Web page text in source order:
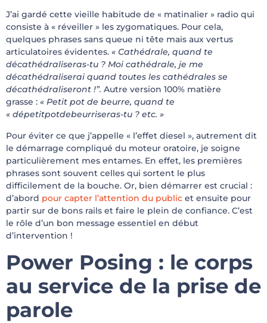
J’ai gardé cette vieille habitude de « matinalier » radio qui
consiste à « réveiller » les zygomatiques. Pour cela,
quelques phrases sans queue ni tête mais aux vertus
articulatoires évidentes. « Cathédrale, quand te
décathédraliseras-tu ? Moi cathédrale, je me
décathédraliserai quand toutes les cathédrales se
décathédraliseront !”. Autre version 100% matière
grasse : « Petit pot de beurre, quand te
« dépetitpotdebeurriseras-tu ? etc. »
Pour éviter ce que j’appelle « l’effet diesel », autrement dit
le démarrage compliqué du moteur oratoire, je soigne
particulièrement mes entames. En effet, les premières
phrases sont souvent celles qui sortent le plus
difficilement de la bouche. Or, bien démarrer est crucial :
d’abord pour capter l’attention du public et ensuite pour
partir sur de bons rails et faire le plein de confiance. C’est
le rôle d’un bon message essentiel en début
d’intervention !
Power Posing : le corps
au service de la prise de
parole